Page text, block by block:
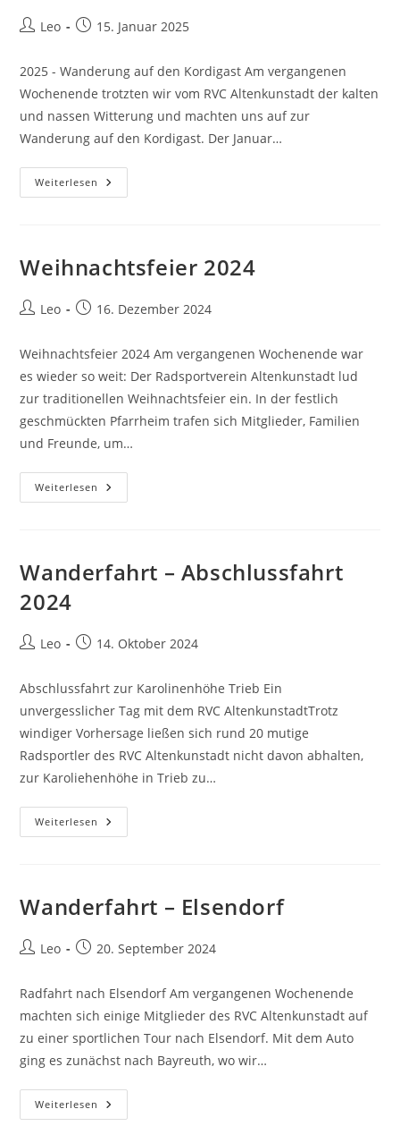
Beitrags-
Leo
Beitrag15. Januar 2025
2025 - Wanderung auf den Kordigast Am vergangenen
Wochenende trotzten wir vom RVC Altenkunstadt der kalten
und nassen Witterung und machten uns auf zur
Wanderung auf den Kordigast. Der Januar…
Weiterlesen 2025
–
Weihnachtsfeier 2024
Beitrags-
Leo
Beitrag16. Dezember 2024
Weihnachtsfeier 2024 Am vergangenen Wochenende war
es wieder so weit: Der Radsportverein Altenkunstadt lud
zur traditionellen Weihnachtsfeier ein. In der festlich
geschmückten Pfarrheim trafen sich Mitglieder, Familien
und Freunde, um…
Weiterlesen Weihnachtsfeier
2024
Wanderfahrt – Abschlussfahrt
2024
Beitrags-
Leo
Beitrag14. Oktober 2024
Abschlussfahrt zur Karolinenhöhe Trieb Ein
unvergesslicher Tag mit dem RVC AltenkunstadtTrotz
windiger Vorhersage ließen sich rund 20 mutige
Radsportler des RVC Altenkunstadt nicht davon abhalten,
zur Karoliehenhöhe in Trieb zu…
Weiterlesen Wanderfahrt
–
Wanderfahrt – Elsendorf
Beitrags-
Leo
Beitrag20. September 2024
Radfahrt nach Elsendorf Am vergangenen Wochenende
machten sich einige Mitglieder des RVC Altenkunstadt auf
zu einer sportlichen Tour nach Elsendorf. Mit dem Auto
ging es zunächst nach Bayreuth, wo wir…
Weiterlesen Wanderfahrt
–